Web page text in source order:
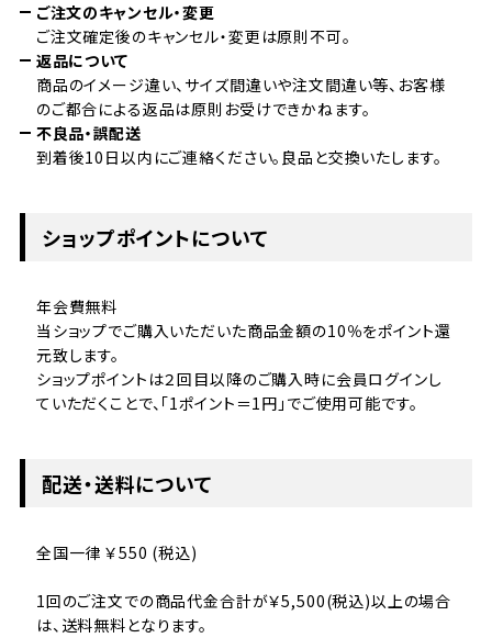
ご注文のキャンセル・変更
ご注文確定後のキャンセル・変更は原則不可。
返品について
商品のイメージ違い、サイズ間違いや注文間違い等、お客様
のご都合による返品は原則お受けできかねます。
不良品・誤配送
到着後10日以内にご連絡ください。良品と交換いたします。
ショップポイントについて
年会費無料
当ショップでご購入いただいた商品金額の10％をポイント還
元致します。
ショップポイントは２回目以降のご購入時に会員ログインし
ていただくことで、「1ポイント＝1円」でご使用可能です。
配送・送料について
全国一律 ￥550 (税込)
1回のご注文での商品代金合計が￥5,500(税込)以上の場合
は、送料無料となります。